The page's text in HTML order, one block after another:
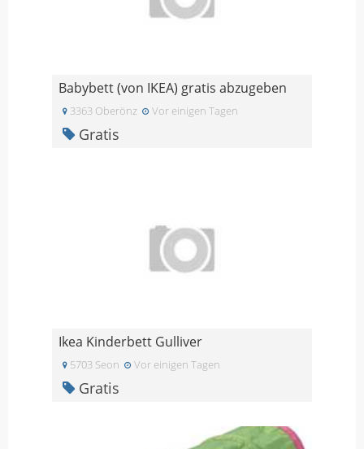
Babybett (von IKEA) gratis abzugeben
3363 Oberönz Vor einigen Tagen
Gratis
Ikea Kinderbett Gulliver
5703 Seon Vor einigen Tagen
Gratis